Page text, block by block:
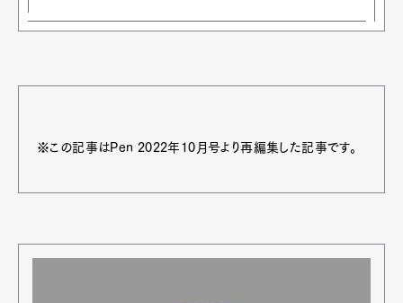
※この記事はPen 2022年10月号より再編集した記事です。